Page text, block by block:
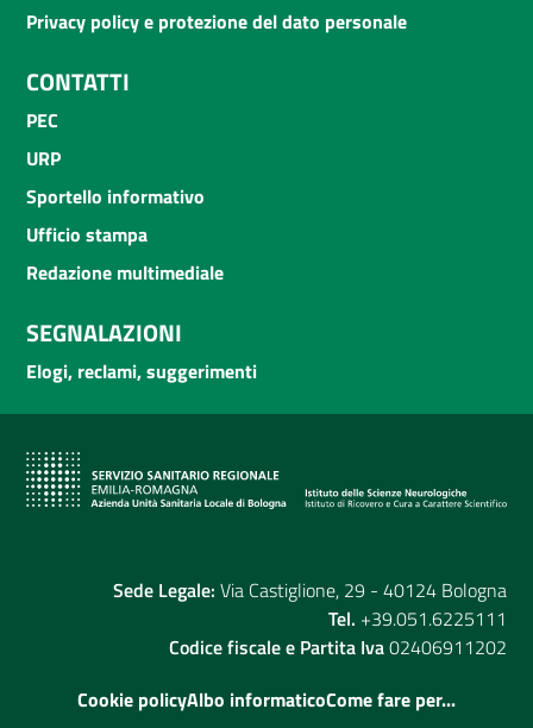
Privacy policy e protezione del dato personale
CONTATTI
PEC
URP
Sportello informativo
Ufficio stampa
Redazione multimediale
SEGNALAZIONI
Elogi, reclami, suggerimenti
Sede Legale: Via Castiglione, 29 - 40124 Bologna
Tel. +39.051.6225111
Codice fiscale e Partita Iva02406911202
Cookie policyAlbo informaticoCome fare per...